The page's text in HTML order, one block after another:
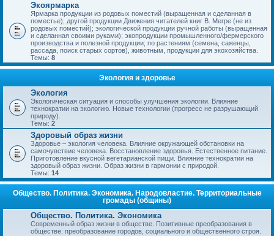
Экоярмарка
Ярмарка продукции из родовых поместий (выращенная и сделанная в
поместье); другой продукции Движения читателей книг В. Мегре (не из
родовых поместий); экологической продукции ручной работы (выращенная
и сделанная своими руками); экопродукции промышленного/фермерского
производства и полезной продукции; по растениям (семена, саженцы,
рассада, поиск старых сортов), животным, продукции для экохозяйства.
Темы: 8
Экология и здоровье
Экология
Экологическая ситуация и способы улучшения экологии. Влияние
технократии на экологию. Новые технологии (прогресс не разрушающий
природу).
Темы: 2
Здоровый образ жизни
Здоровье – экология человека. Влияние окружающей обстановки на
самочувствие человека. Восстановление здоровья. Естественное питание.
Приготовление вкусной вегетарианской пищи. Влияние технократии на
здоровый образ жизни. Образ жизни в гармонии с природой.
Темы: 14
Общество. Политика. Экономика. Народовластие. Территориальные
громады (общины)
Общество. Политика. Экономика
Современный образ жизни в обществе. Позитивные преобразования в
обществе: преобразование городов, социального и общественного строя.